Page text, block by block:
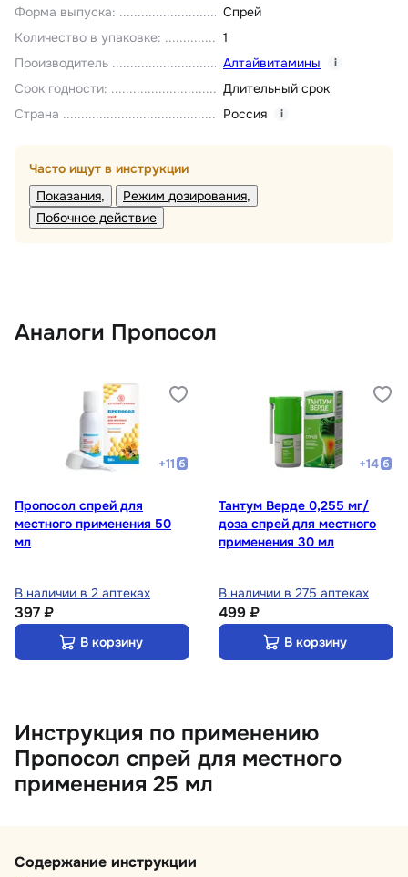
Форма выпуска:
Спрей
Количество в упаковке:
1
Производитель
Алтайвитамины i
Срок годности:
Длительный срок
Страна
Россия i
Часто ищут в инструкции
Показания
Режим дозирования
Побочное действие
Аналоги Пропосол
+11
Пропосол спрей для
местного применения 50
мл
В наличии в 2 аптеках
397 ₽
В корзину
+14
Тантум Верде 0,255 мг/
доза спрей для местного
применения 30 мл
В наличии в 275 аптеках
499 ₽
В корзину
Инструкция по применению
Пропосол спрей для местного
применения 25 мл
Содержание инструкции